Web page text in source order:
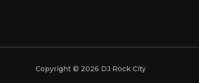
Copyright © 2026 DJ Rock City